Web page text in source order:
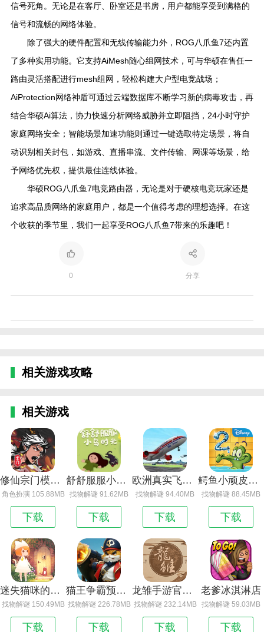
信号死角。无论是在客厅、卧室还是书房，用户都能享受到满格的
信号和流畅的网络体验。
除了强大的硬件配置和无线传输能力外，ROG八爪鱼7还内置
了多种实用功能。它支持AiMesh随心组网技术，可与华硕在售任一
路由灵活搭配进行mesh组网，轻松构建大户型电竞战场；
AiProtection网络神盾可通过云端数据库不断学习新的病毒攻击，再
结合华硕Ai算法，协力快速分析网络威胁并立即阻挡，24小时守护
家庭网络安全；智能场景加速功能则通过一键选取特定场景，将自
动识别相关封包，如游戏、直播串流、文件传输、网课等场景，给
予网络优先权，提供最佳连线体验。
华硕ROG八爪鱼7电竞路由器，无论是对于硬核电竞玩家还是
追求高品质网络的家庭用户，都是一个值得考虑的理想选择。在这
个收获的季节里，我们一起享受ROG八爪鱼7带来的乐趣吧！
0 分享
相关游戏攻略
相关游戏
修仙宗门模拟器
角色扮演 105.88MB
下载
舒舒服服小岛时光
找物解谜 91.62MB
下载
欧洲真实飞行模拟器
找物解谜 94.40MB
下载
鳄鱼小顽皮爱洗澡2
找物解谜 88.45MB
下载
迷失猫咪的旅程最新版
找物解谜 150.49MB
下载
猫王争霸预约_猫王争霸
找物解谜 226.78MB
下载
龙雏手游官方正版游戏特色_龙雏手游
找物解谜 232.14MB
下载
老爹冰淇淋店
找物解谜 59.03MB
下载